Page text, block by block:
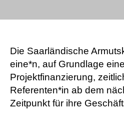
Die Saarländische
eine*n, auf Grundlage
Projektfinanzierung,
Referenten*in ab dem
Zeitpunkt für ihre